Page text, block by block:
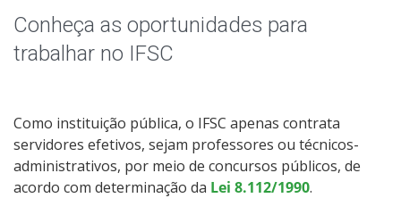
Resultados Parciais do Câmpus
Conheça as oportunidades para
trabalhar no IFSC
Como instituição pública, o IFSC apenas contrata
servidores efetivos, sejam professores ou técnicos-
administrativos, por meio de concursos públicos, de
acordo com determinação da Lei 8.112/1990.